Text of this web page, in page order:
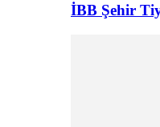
İBB Şehir